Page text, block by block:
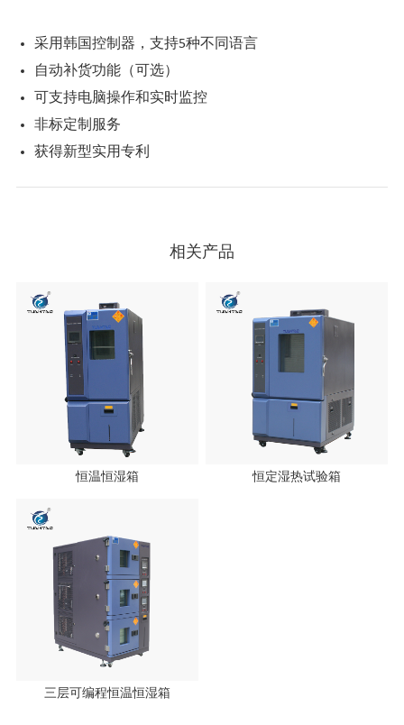
采用韩国控制器，支持5种不同语言
自动补货功能（可选）
可支持电脑操作和实时监控
非标定制服务
获得新型实用专利
相关产品
恒温恒湿箱 恒定湿热试验箱
三层可编程恒温恒湿箱